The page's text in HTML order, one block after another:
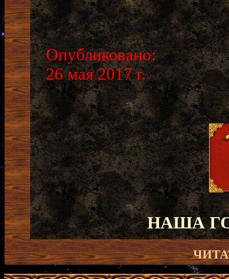
Опубликовано:
26 мая 2017 г.
НАША